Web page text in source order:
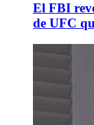
El FBI
de UFC